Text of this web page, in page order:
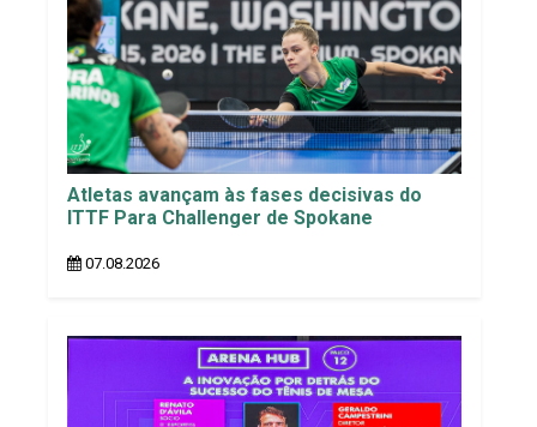
Atletas avançam às fases decisivas do
ITTF Para Challenger de Spokane
07.08.2026